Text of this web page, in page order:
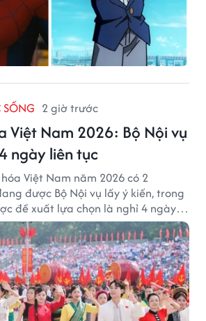
2 giờ trước
Việt Nam 2026: Bộ Nội vụ
ngày liên tục
Việt Nam năm 2026 có 2
được Bộ Nội vụ lấy ý kiến, trong
đề xuất lựa chọn là nghỉ 4 ngày
24/11, đồng thời hoán đổi 1 ngày
(28/11).